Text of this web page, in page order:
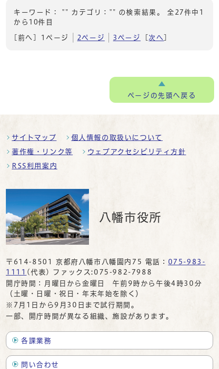
キーワード： "" カテゴリ："" の検索結果。 全27件中1
から10件目
[前へ] 1ページ 2ページ 3ページ [次へ
ページの先頭へ戻る
サイトマップ 個人情報の取扱いについて
著作権・リンク等 ウェブアクセシビリティ方針
RSS利用案内
八幡市役所
〒614-8501 京都府八幡市八幡園内75 電話： 075-983-
1111 (代表) ファックス:075-982-7988
開庁時間：月曜日から金曜日 午前9時から午後4時30分
（土曜・日曜・祝日・年末年始を除く）
※7月1日から9月30日まで試行期間。
一部、開庁時間が異なる組織、施設があります。
各課業務
問い合わせ